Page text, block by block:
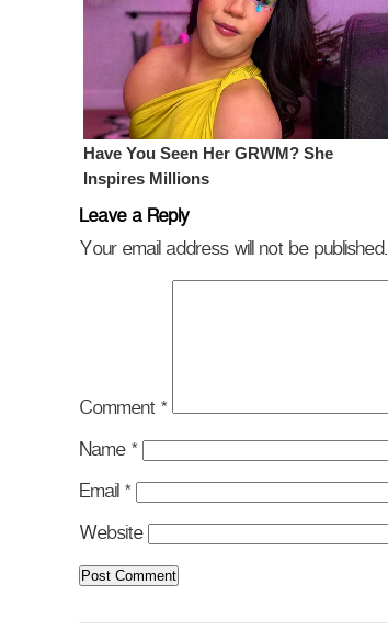
Leave a Reply
Your email address will not be published.
Comment *
Name *
Email *
Website